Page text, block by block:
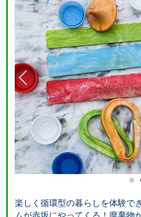
1
楽しく循環型の暮らしを体験で
ムが赤坂にやってくる！廃棄物